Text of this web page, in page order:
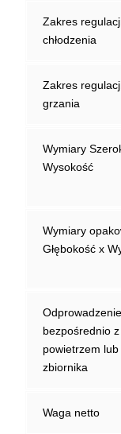
Zakres
chłodzenia
Zakres
grzania
Wymiary
Wysokość
Wymiary
Głębokość x
bezpośrednio
powietrzem
zbiornika
Waga netto